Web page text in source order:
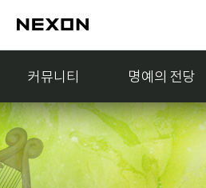
커뮤니티 명예의 전당